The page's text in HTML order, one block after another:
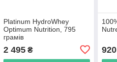
Platinum HydroWhey
Optimum Nutrition, 795
грамів
2 495₴ 920